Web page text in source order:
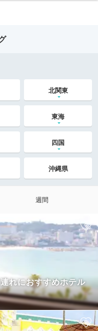
北関東
東海
四国
沖縄県
週間
れにおすすめホテル